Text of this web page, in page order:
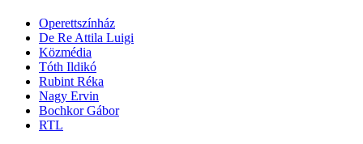
Operettszínház
De Re Attila Luigi
Közmédia
Tóth Ildikó
Rubint Réka
Nagy Ervin
Bochkor Gábor
RTL